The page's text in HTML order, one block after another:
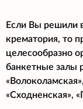
Если Вы решили
крематория, то
целесообразно
банкетные залы
«Сходненская»,